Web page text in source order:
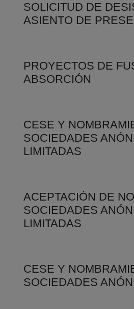
SOLICITUD DE
ASIENTO DE
PROYECTOS DE
ABSORCIÓN
CESE Y
SOCIEDADES
LIMITADAS
ACEPTACIÓN DE
SOCIEDADES
LIMITADAS
CESE Y
SOCIEDADES